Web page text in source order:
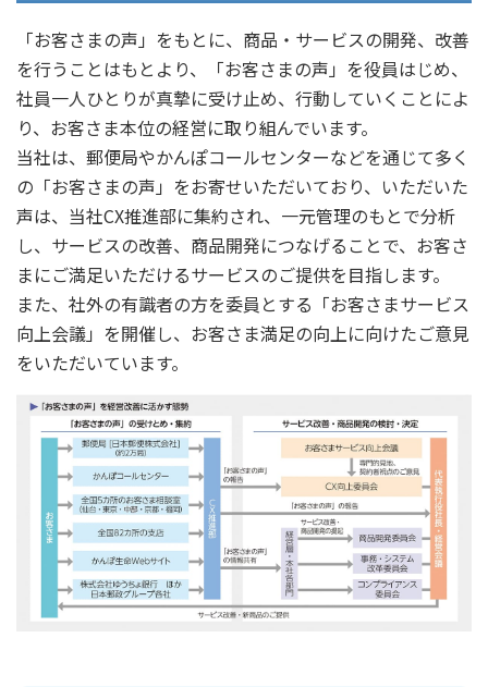
ご契約内容の確認
お客さまに関する情報等の確認の取り組み
各種サービス・お知らせ
かんぽプラチナライフサービス
ご契約のしおり・約款（Web約款）
保険用語集
ご契約手続きの流れ
保険料のお払込方法
保険用語集
お問い合わせ
健康情報
かんぽアプリ～かんぽの健康と安心を手のひらに～
すこやか健康ラボ
ラジオ体操・みんなの体操
ラジオ体操ポータルサイト
CM・オウンドメディア／ソーシャルメディア
かんぽブランド
かんぽ生命のサステナビリティ
お客さまの声／お客さまサービス向上の取組み
かんぽジャンクション
「お客さまの声」をもとに、商品・サービスの開発、改善
を行うことはもとより、「お客さまの声」を役員はじめ、
社員一人ひとりが真摯に受け止め、行動していくことによ
り、お客さま本位の経営に取り組んでいます。
当社は、郵便局やかんぽコールセンターなどを通じて多く
の「お客さまの声」をお寄せいただいており、いただいた
声は、当社CX推進部に集約され、一元管理のもとで分析
し、サービスの改善、商品開発につなげることで、お客さ
まにご満足いただけるサービスのご提供を目指します。
また、社外の有識者の方を委員とする「お客さまサービス
向上会議」を開催し、お客さま満足の向上に向けたご意見
をいただいています。